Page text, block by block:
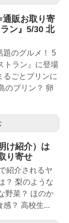
通販お取り寄
ン』5/30 北
題のグルメ！ 5
トラン』に登場
るごとプリンに
のプリン？ 卵
け紹介）は
り寄せ
紹介されるヤ
？ 梨のような
野菜？ ほのか
感？ 高校生...